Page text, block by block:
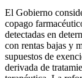
El Gobierno
copago
detectadas en
con rentas bajas y
supuestos de
derivada de